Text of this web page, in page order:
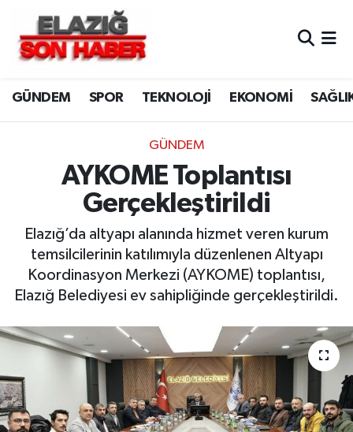
GÜNDEM SPOR TEKNOLOJİ EKONOMİ
GÜNDEM
AYKOME Toplantısı
Gerçekleştirildi
Elazığ’da altyapı alanında hizmet veren kurum
temsilcilerinin katılımıyla düzenlenen Altyapı
Koordinasyon Merkezi (AYKOME) toplantısı,
Elazığ Belediyesi ev sahipliğinde gerçekleştirildi.
CANLI YAYIN
ASAYİŞ
BİLİM VE TEKNOLOJİ
DÜNYA
EKONOMİ
ELAZIĞ
GENEL
GÜNDEM
HABERDE İNSAN
Merkez Hava Durumu
Merkez Trafik Yoğunluk Haritası
Süper Lig Puan Durumu ve Fikstür
Tüm Manşetler
Son Dakika Haberleri
Haber Arşivi